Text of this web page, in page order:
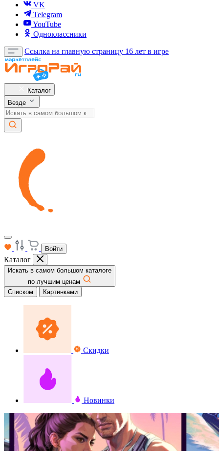
VK
Telegram
YouTube
Одноклассники
Ссылка на главную страницу 16 лет в игре
Каталог
Везде
Войти
Каталог
Искать в самом большом каталоге
по лучшим ценам
Списком
Картинками
Скидки
Новинки